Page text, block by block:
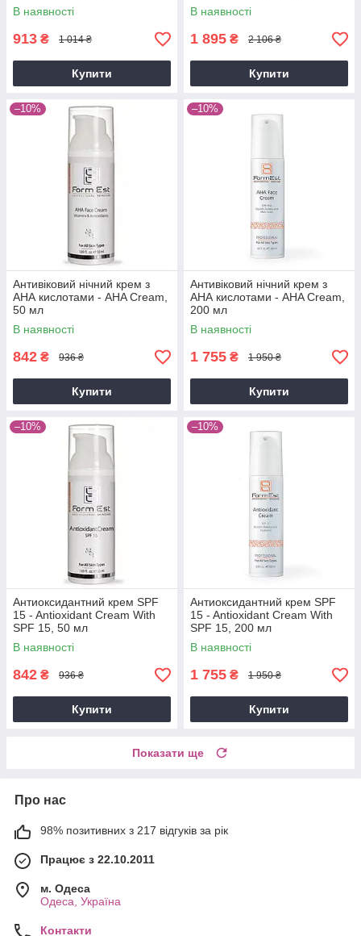
В наявності
913 ₴ 1 014 ₴
Купити
В наявності
1 895 ₴ 2 106 ₴
Купити
–10%
Антивіковий нічний крем з
АНА кислотами - AHA Cream,
50 мл
В наявності
842 ₴ 936 ₴
Купити
–10%
Антивіковий нічний крем з
АНА кислотами - AHA Cream,
200 мл
В наявності
1 755 ₴ 1 950 ₴
Купити
–10%
Антиоксидантний крем SPF
15 - Antioxidant Cream With
SPF 15, 50 мл
В наявності
842 ₴ 936 ₴
Купити
–10%
Антиоксидантний крем SPF
15 - Antioxidant Cream With
SPF 15, 200 мл
В наявності
1 755 ₴ 1 950 ₴
Купити
Показати ще
Про нас
98% позитивних з 217 відгуків за рік
Працює з 22.10.2011
м. Одеса
Одеса, Україна
Контакти